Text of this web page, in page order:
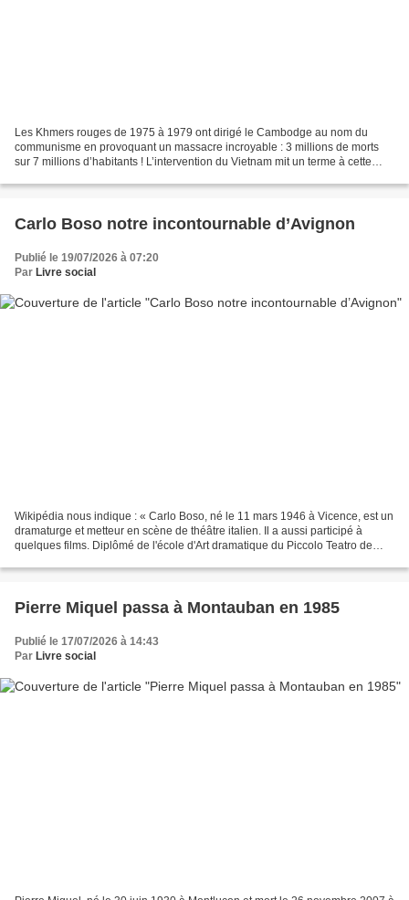
Les Khmers rouges de 1975 à 1979 ont dirigé le Cambodge au nom du
communisme en provoquant un massacre incroyable : 3 millions de morts
sur 7 millions d’habitants ! L’intervention du Vietnam mit un terme à cette
Carlo Boso notre incontournable d’Avignon
Publié le 19/07/2026 à 07:20
Par Livre social
Wikipédia nous indique : « Carlo Boso, né le 11 mars 1946 à Vicence, est un
dramaturge et metteur en scène de théâtre italien. Il a aussi participé à
quelques films. Diplômé de l'école d'Art dramatique du Piccolo Teatro de
Pierre Miquel passa à Montauban en 1985
Publié le 17/07/2026 à 14:43
Par Livre social